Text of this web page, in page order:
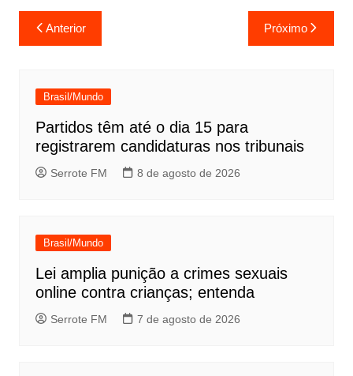
Navegação
de
Anterior Próximo
Brasil/Mundo
Partidos têm até o dia 15 para
registrarem candidaturas nos tribunais
Serrote FM 8 de agosto de 2026
Brasil/Mundo
Lei amplia punição a crimes sexuais
online contra crianças; entenda
Serrote FM 7 de agosto de 2026